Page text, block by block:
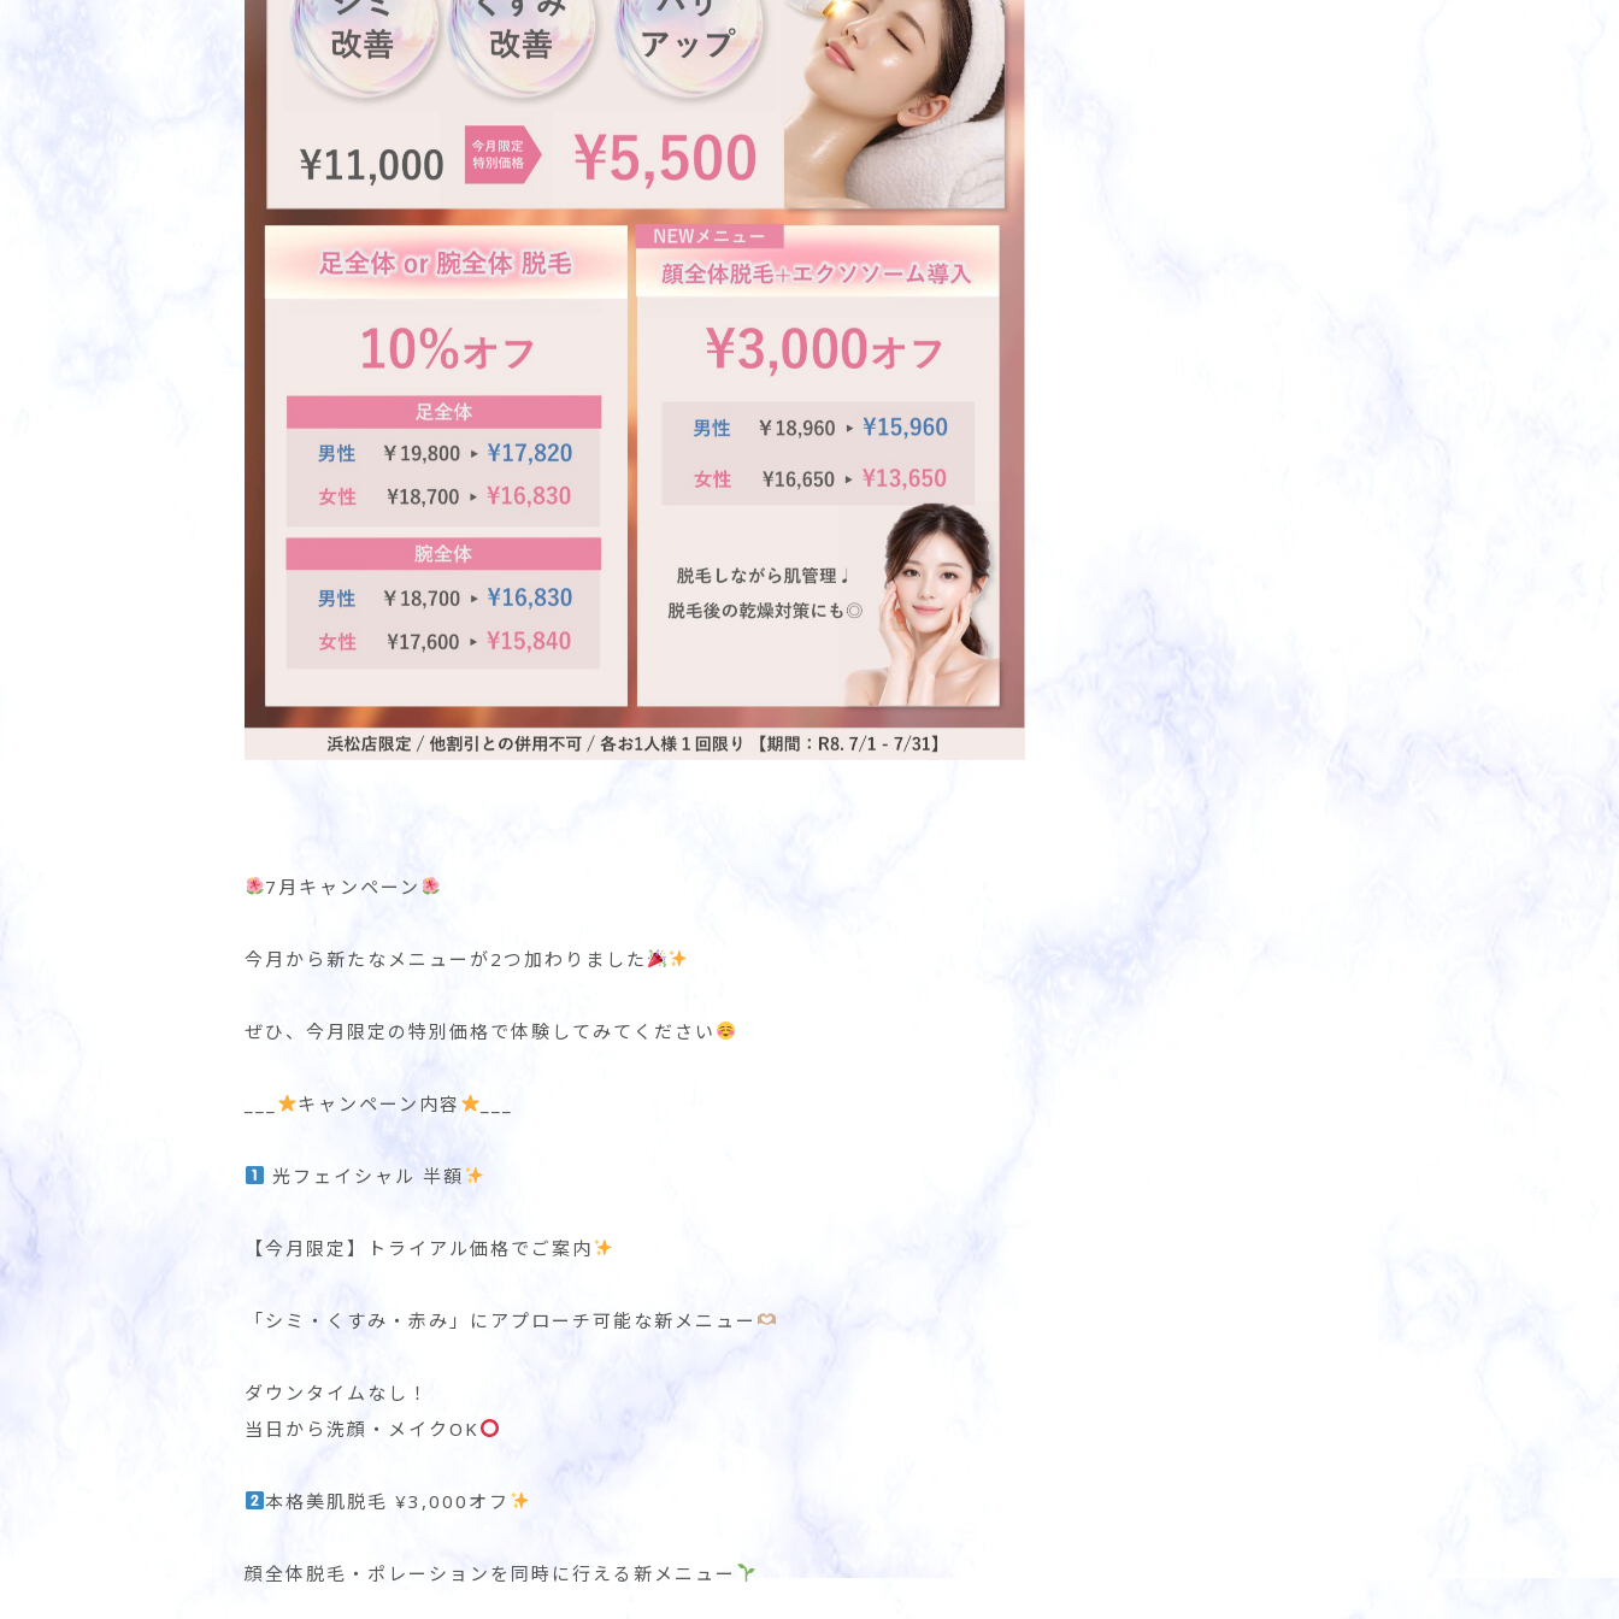
7月キャンペーン
今月から新たなメニューが2つ加わりました
ぜひ、今月限定の特別価格で体験してみてください
キャンペーン内容
光フェイシャル 半額
【今月限定】トライアル価格でご案内
「シミ・くすみ・赤み」にアプローチ可能な新メニュー
ダウンタイムなし！
当日から洗顔・メイクOK
本格美肌脱毛 ¥3,000オフ
顔全体脱毛・ポレーションを同時に行える新メニュー